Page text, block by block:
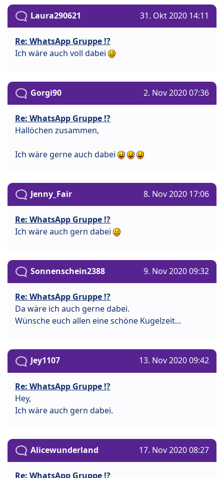
Laura290621 31. Okt 2020 14:11
Re: WhatsApp Gruppe !?
Ich wäre auch voll dabei
Gorgi90 2. Nov 2020 07:36
Re: WhatsApp Gruppe !?
Hallöchen zusammen,
Ich wäre gerne auch dabei
Jenny_Fair 8. Nov 2020 17:06
Re: WhatsApp Gruppe !?
Ich wäre auch gern dabei
Sonnenschein2388 9. Nov 2020 09:32
Re: WhatsApp Gruppe !?
Da wäre ich auch gerne dabei.
Wünsche euch allen eine schöne Kugelzeit...
Jey1107 13. Nov 2020 09:42
Re: WhatsApp Gruppe !?
Hey,
Ich wäre auch gern dabei.
Alicewunderland 17. Nov 2020 08:27
Re: WhatsApp Gruppe !?